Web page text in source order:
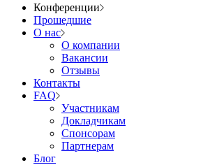
Конференции
Прошедшие
О нас
О компании
Вакансии
Отзывы
Контакты
FAQ
Участникам
Докладчикам
Спонсорам
Партнерам
Блог